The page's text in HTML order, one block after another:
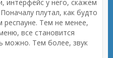
интерфейс у него, скажем
плутал, как будто
респауне. Тем не менее,
все становится
можно. Тем более, звук